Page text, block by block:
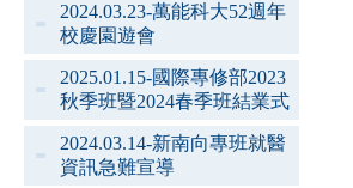
2024.03.23-萬能科大52週年
校慶園遊會
2025.01.15-國際專修部2023
秋季班暨2024春季班結業式
2024.03.14-新南向專班就醫
資訊急難宣導